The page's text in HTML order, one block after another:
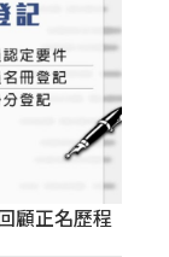
顧正名歷程